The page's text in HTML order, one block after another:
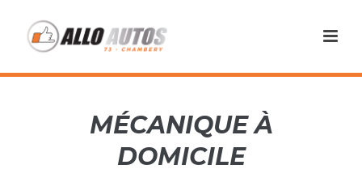
MÉCANIQUE À
DOMICILE